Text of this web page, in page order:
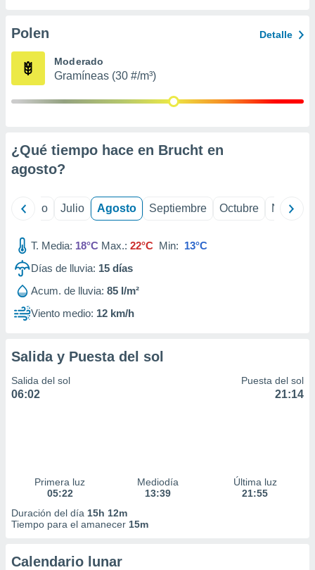
e
mediante
de
1199
Polen Detalle
Moderado
Gramíneas (30 #/m³)
¿Qué tiempo hace en Brucht en
agosto?
Junio Julio Agosto Septiembre Octubre
T. Media: 18°C Max.: 22°C Min: 13°C
Días de lluvia: 15 días
Acum. de lluvia: 85 l/m²
Viento medio: 12 km/h
Salida y Puesta del sol
Salida del sol
06:02
Puesta del sol
21:14
Primera luz
05:22
Mediodía
13:39
Última luz
21:55
Duración del día 15h 12m
Tiempo para el amanecer 15m
Calendario lunar